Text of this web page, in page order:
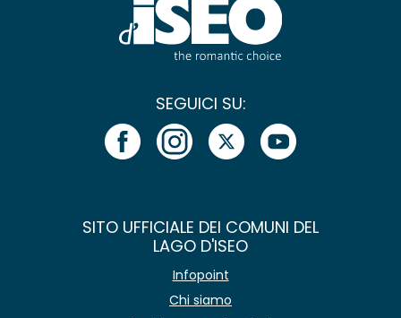
SEGUICI SU:
SITO UFFICIALE DEI COMUNI DEL
LAGO D'ISEO
Infopoint
Chi siamo